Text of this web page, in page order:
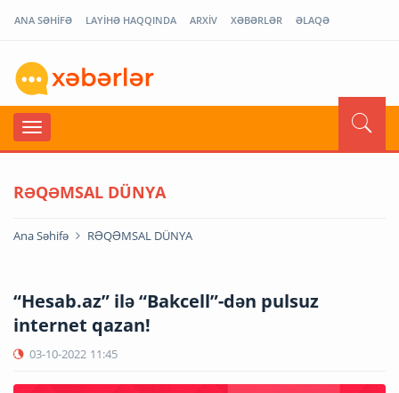
ANA SƏHİFƏ LAYİHƏ HAQQINDA ARXİV XƏBƏRLƏR ƏLAQƏ
RƏQƏMSAL DÜNYA
Ana Səhifə RƏQƏMSAL DÜNYA
“Hesab.az” ilə “Bakcell”-dən pulsuz
internet qazan!
03-10-2022 11:45